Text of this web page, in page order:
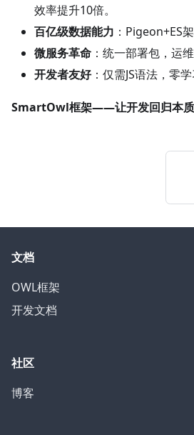
效率提升10倍。
百亿级数据能力 ：Pigeon+ES
微服务革命 ：统一部署包，运
开发者友好：仅需JS语法，零学
SmartOwl框架——让开发回归本质
文档
OWL框架
开发文档
社区
博客